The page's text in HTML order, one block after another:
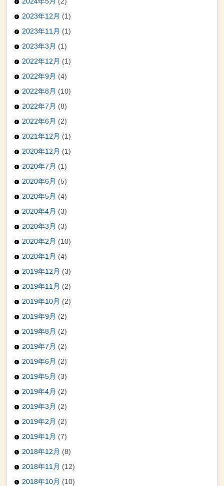
2023年12月 (1)
2023年11月 (1)
2023年3月 (1)
2022年12月 (1)
2022年9月 (4)
2022年8月 (10)
2022年7月 (8)
2022年6月 (2)
2021年12月 (1)
2020年12月 (1)
2020年7月 (1)
2020年6月 (5)
2020年5月 (4)
2020年4月 (3)
2020年3月 (3)
2020年2月 (10)
2020年1月 (4)
2019年12月 (3)
2019年11月 (2)
2019年10月 (2)
2019年9月 (2)
2019年8月 (2)
2019年7月 (2)
2019年6月 (2)
2019年5月 (3)
2019年4月 (2)
2019年3月 (2)
2019年2月 (2)
2019年1月 (7)
2018年12月 (8)
2018年11月 (12)
2018年10月 (10)